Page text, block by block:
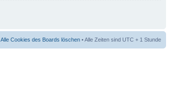
Alle Cookies des Boards löschen • Alle Zeiten sind UTC + 1 Stunde